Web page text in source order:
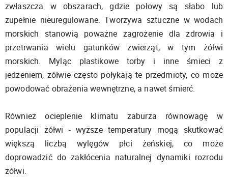
zwłaszcza w obszarach, gdzie połowy są słabo lub
zupełnie nieuregulowane. Tworzywa sztuczne w wodach
morskich stanowią poważne zagrożenie dla zdrowia i
przetrwania wielu gatunków zwierząt, w tym żółwi
morskich. Myląc plastikowe torby i inne śmieci z
jedzeniem, żółwie często połykają te przedmioty, co może
powodować obrażenia wewnętrzne, a nawet śmierć.
Również ocieplenie klimatu zaburza równowagę w
populacji żółwi - wyższe temperatury mogą skutkować
większą liczbą wylęgów płci żeńskiej, co może
doprowadzić do zakłócenia naturalnej dynamiki rozrodu
żółwi.